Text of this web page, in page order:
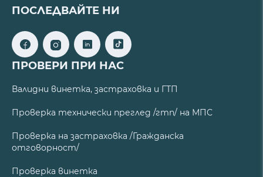
ПОСЛЕДВАЙТЕ НИ
ПРОВЕРИ ПРИ НАС
Валидни винетка, застраховка и ГТП
Проверка технически преглед /гтп/ на МПС
Проверка на застраховка /Гражданска
отговорност/
Проверка винетка